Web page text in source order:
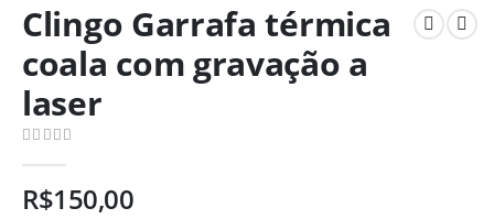
Clingo Garrafa térmica
coala com gravação a
laser
R$150,00